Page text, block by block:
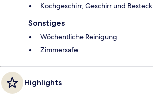
Kochgeschirr, Geschirr und Besteck
Sonstiges
Wöchentliche Reinigung
Zimmersafe
Highlights